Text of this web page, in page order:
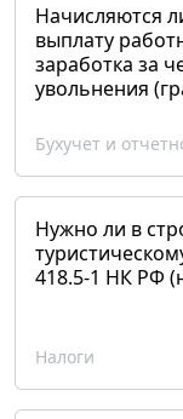
Начисляются
выплату
заработка за
увольнения
Бухучет и
Нужно ли в
418.5-1 НК РФ
Налоги